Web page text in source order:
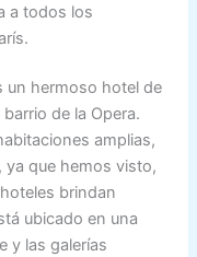
a todos los
un hermoso hotel de
de la Opera.
amplias,
ya que hemos visto,
brindan
ubicado en una
y las galerías